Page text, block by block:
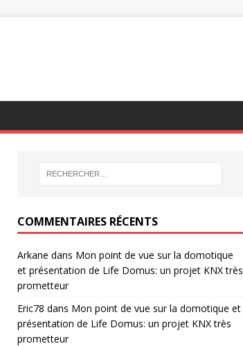
COMMENTAIRES RÉCENTS
Arkane dans Mon point de vue sur la domotique
et présentation de Life Domus: un projet KNX très
prometteur
Eric78 dans Mon point de vue sur la domotique et
présentation de Life Domus: un projet KNX très
prometteur